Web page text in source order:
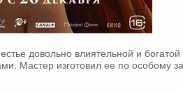
довольно влиятельной и богатой
Мастер изготовил ее по особому